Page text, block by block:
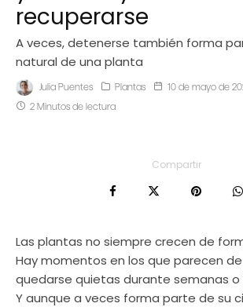
recuperarse
A veces, detenerse también forma
natural de una planta
Julia Puentes Plantas
10 de mayo de
2 Minutos de lectura
Compartir
Las plantas no siempre crecen de
Hay momentos en los que parecen
quedarse quietas durante semanas o
Y aunque a veces forma parte de su